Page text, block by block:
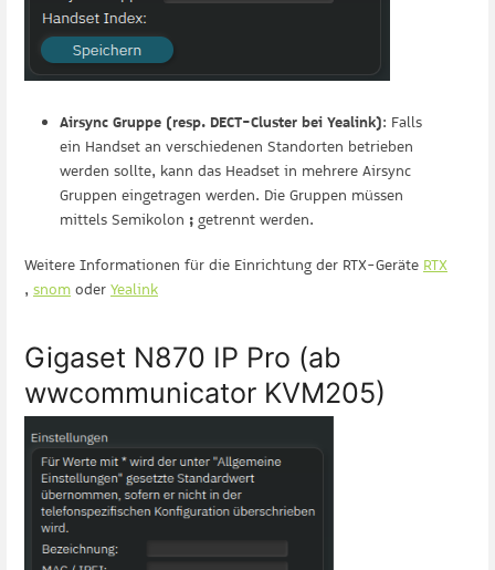
Airsync Gruppe (resp. DECT-Cluster bei Yealink): Falls
ein Handset an verschiedenen Standorten betrieben
werden sollte, kann das Headset in mehrere Airsync
Gruppen eingetragen werden. Die Gruppen müssen
mittels Semikolon ; getrennt werden.
Weitere Informationen für die Einrichtung der RTX-Geräte RTX
, snom oder Yealink
Gigaset N870 IP Pro (ab
wwcommunicator KVM205)